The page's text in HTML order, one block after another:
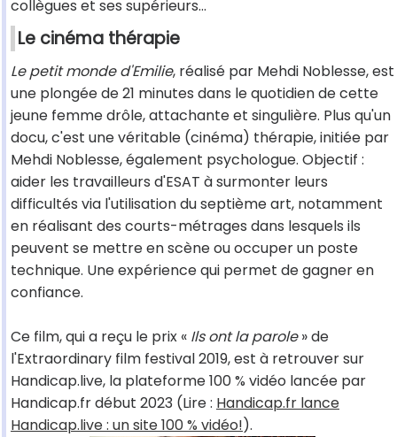
collègues et ses supérieurs...
Le cinéma thérapie
Le petit monde d'Emilie, réalisé par Mehdi Noblesse, est
une plongée de 21 minutes dans le quotidien de cette
jeune femme drôle, attachante et singulière. Plus qu'un
docu, c'est une véritable (cinéma) thérapie, initiée par
Mehdi Noblesse, également psychologue. Objectif :
aider les travailleurs d'ESAT à surmonter leurs
difficultés via l'utilisation du septième art, notamment
en réalisant des courts-métrages dans lesquels ils
peuvent se mettre en scène ou occuper un poste
technique. Une expérience qui permet de gagner en
confiance.
Ce film, qui a reçu le prix « Ils ont la parole» de
l'Extraordinary film festival 2019, est à retrouver sur
Handicap.live, la plateforme 100 % vidéo lancée par
Handicap.fr début 2023 (Lire : Handicap.fr lance
Handicap.live : un site 100 % vidéo!).